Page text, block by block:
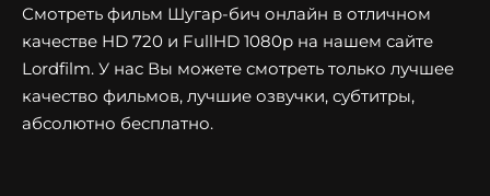
Смотреть фильм Шугар-бич онлайн в отличном
качестве HD 720 и FullHD 1080p на нашем сайте
Lordfilm. У нас Вы можете смотреть только лучшее
качество фильмов, лучшие озвучки, субтитры,
абсолютно бесплатно.